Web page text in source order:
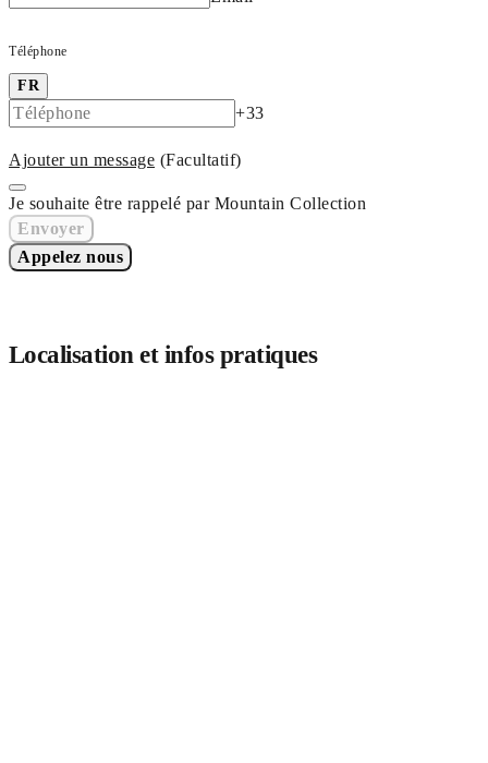
Téléphone
FR
+33
Ajouter un message (Facultatif)
Je souhaite être rappelé par Mountain Collection
Envoyer
Appelez nous
Localisation et infos pratiques